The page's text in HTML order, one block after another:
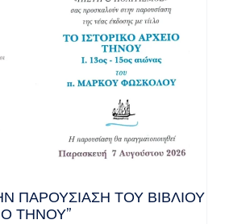
ΠΑΡΟΥΣΊΑΣΗ ΤΟΥ ΒΙΒΛΊΟΥ
ΤΉΝΟΥ”